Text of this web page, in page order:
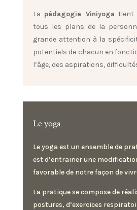
La pédagogie Viniyoga tient
tous les plans de la
grande attention à la
potentiels de chacun en
l’âge, des aspirations,
Le yoga
Le yoga est un ensemble de
est d’entrainer une
favorable de notre façon de
La pratique se compose de
postures, d’exercices